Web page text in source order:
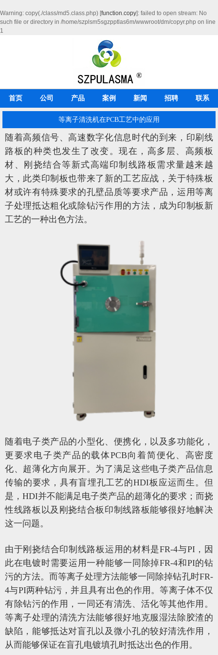
Warning: copy(./class/md5.class.php) [function.copy]: failed to open stream: No
such file or directory in /home/szplsm5sgzpptlas6m/wwwroot/dm/copyr.php on line
1
首页 公司 产品 案例 新闻 招聘 联系
等离子清洗机在PCB工艺中的应用
随着高频信号、高速数字化信息时代的到来，印刷线
路板的种类也发生了改变。现在，高多层、高频板
材、刚挠结合等新式高端印制线路板需求量越来越
大，此类印制板也带来了新的工艺应战，关于特殊板
材或许有特殊要求的孔壁品质等要求产品，运用等离
子处理抵达粗化或除钻污作用的方法，成为印制板新
工艺的一种出色方法。
随着电子类产品的小型化、便携化，以及多功能化，
更要求电子类产品的载体PCB向着简便化、高密度
化、超薄化方向展开。为了满足这些电子类产品信息
传输的要求，具有盲埋孔工艺的HDI板应运而生。但
是，HDI并不能满足电子类产品的超薄化的要求；而挠
性线路板以及刚挠结合板印制线路板能够很好地解决
这一问题。
由于刚挠结合印制线路板运用的材料是FR-4与PI，因
此在电镀时需要运用一种能够一同除掉FR-4和PI的钻
污的方法。而等离子处理方法能够一同除掉钻孔时FR-
4与PI两种钻污，并且具有出色的作用。等离子体不仅
有除钻污的作用，一同还有清洗、活化等其他作用。
等离子处理的清洗方法能够很好地克服湿法除胶渣的
缺陷，能够抵达对盲孔以及微小孔的较好清洗作用，
从而能够保证在盲孔电镀填孔时抵达出色的作用。